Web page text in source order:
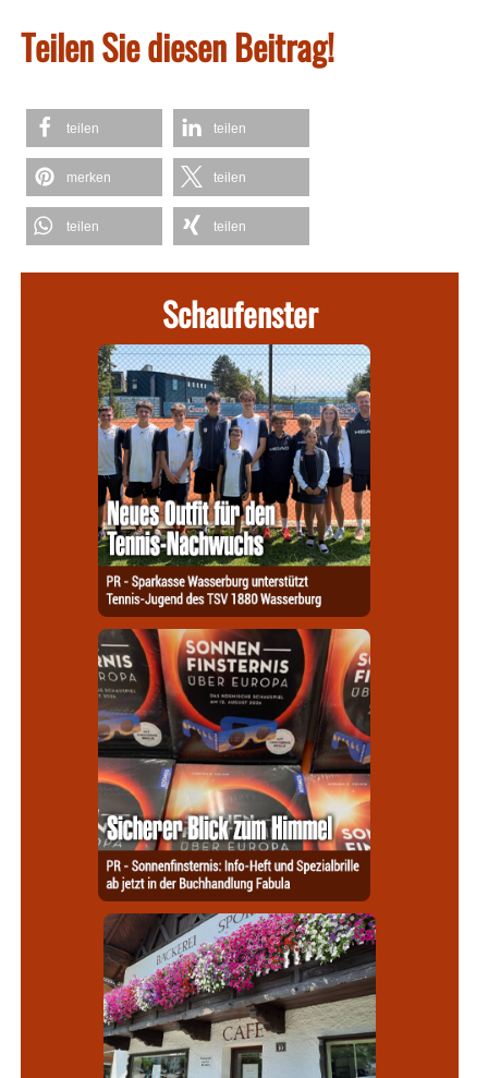
Teilen Sie diesen Beitrag!
teilen teilen
merken teilen
teilen teilen
Schaufenster